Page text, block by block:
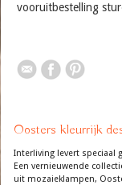
vooruitbestelling
Oosters kleurrijk
Interliving levert speciaal
Een vernieuwende
uit mozaieklampen,